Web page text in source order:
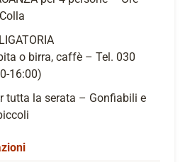
o birra, caffè – Tel. 030
16:00)
tutta la serata – Gonfiabili e